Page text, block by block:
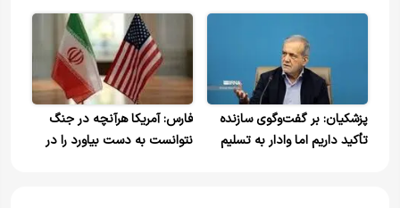
شهادت رسیدند
پزشکیان: بر گفت‌وگوی سازنده
تأکید داریم اما وادار به تسلیم
فارس: آمریکا هرآنچه در جنگ
نتوانست به دست بیاورد را در